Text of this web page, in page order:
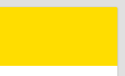
обл, Ялуторовский р-н,